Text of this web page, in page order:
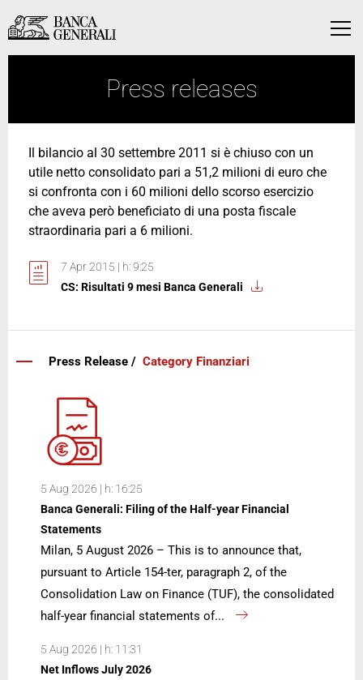
Skip to Main Content
Menu
Skip to Main Content
Press releases
Il bilancio al 30 settembre 2011 si è chiuso con un
utile netto consolidato pari a 51,2 milioni di euro che
si confronta con i 60 milioni dello scorso esercizio
che aveva però beneficiato di una posta fiscale
straordinaria pari a 6 milioni.
7 Apr 2015 | h: 9:25
CS: Risultati 9 mesi Banca Generali
Press Release / Category Finanziari
5 Aug 2026 | h: 16:25
Banca Generali: Filing of the Half-year Financial
Statements
Milan, 5 August 2026 – This is to announce that,
pursuant to Article 154-ter, paragraph 2, of the
Consolidation Law on Finance (TUF), the consolidated
half-year financial statements of...
5 Aug 2026 | h: 11:31
Net Inflows July 2026